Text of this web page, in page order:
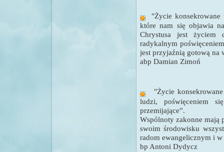
"Życie konsekrowane
które nam się objawia
Chrystusa jest życiem
radykalnym
jest przyjaźnią gotową na
abp Damian Zimoń
"Życie
ludzi, poświęceniem
przemijające”.
Wspólnoty zakonne mają
swoim środowisku
radom ewangelicznym i
bp Antoni Dydycz